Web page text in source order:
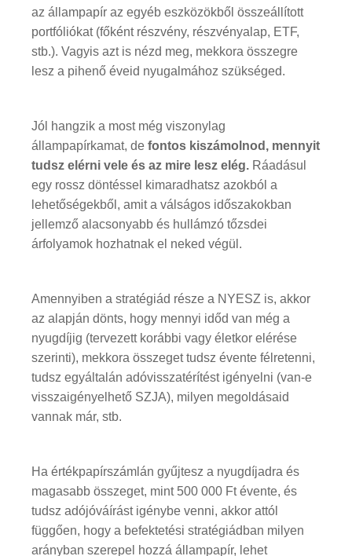
az állampapír az egyéb eszközökből összeállított
portfóliókat (főként részvény, részvényalap, ETF,
stb.). Vagyis azt is nézd meg, mekkora összegre
lesz a pihenő éveid nyugalmához szükséged.
Jól hangzik a most még viszonylag
állampapírkamat, de fontos kiszámolnod, mennyit
tudsz elérni vele és az mire lesz elég. Ráadásul
egy rossz döntéssel kimaradhatsz azokból a
lehetőségekből, amit a válságos időszakokban
jellemző alacsonyabb és hullámzó tőzsdei
árfolyamok hozhatnak el neked végül.
Amennyiben a stratégiád része a NYESZ is, akkor
az alapján dönts, hogy mennyi időd van még a
nyugdíjig (tervezett korábbi vagy életkor elérése
szerinti), mekkora összeget tudsz évente félretenni,
tudsz egyáltalán adóvisszatérítést igényelni (van-e
visszaigényelhető SZJA), milyen megoldásaid
vannak már, stb.
Ha értékpapírszámlán gyűjtesz a nyugdíjadra és
magasabb összeget, mint 500 000 Ft évente, és
tudsz adójóváírást igénybe venni, akkor attól
függően, hogy a befektetési stratégiádban milyen
arányban szerepel hozzá állampapír, lehet